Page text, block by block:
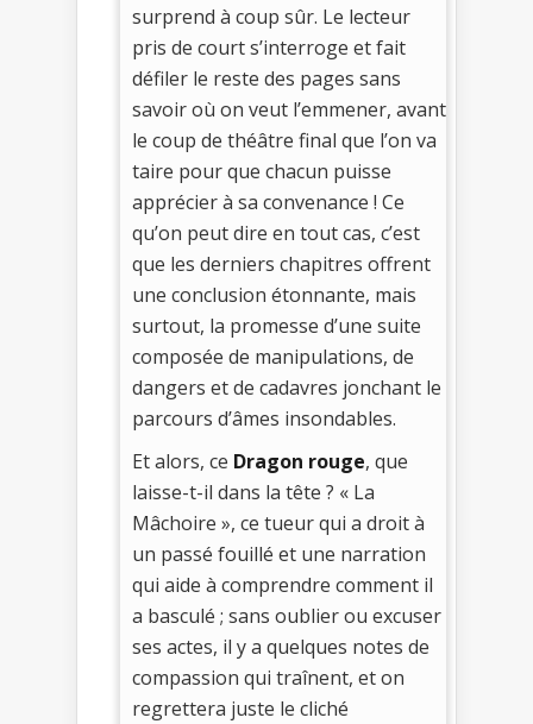
surprend à coup sûr. Le lecteur
pris de court s’interroge et fait
défiler le reste des pages sans
savoir où on veut l’emmener, avant
le coup de théâtre final que l’on va
taire pour que chacun puisse
apprécier à sa convenance ! Ce
qu’on peut dire en tout cas, c’est
que les derniers chapitres offrent
une conclusion étonnante, mais
surtout, la promesse d’une suite
composée de manipulations, de
dangers et de cadavres jonchant le
parcours d’âmes insondables.
Et alors, ce Dragon rouge, que
laisse-t-il dans la tête ? « La
Mâchoire », ce tueur qui a droit à
un passé fouillé et une narration
qui aide à comprendre comment il
a basculé ; sans oublier ou excuser
ses actes, il y a quelques notes de
compassion qui traînent, et on
regrettera juste le cliché